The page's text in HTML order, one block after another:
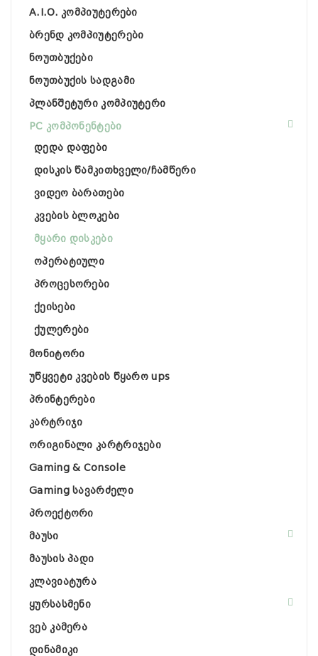
A.I.O. კომპიუტერები
ბრენდ კომპიუტერები
ნოუთბუქები
ნოუთბუქის სადგამი
პლანშეტური კომპიუტერი
PC კომპონენტები
დედა დაფები
დისკის წამკითხველი/ჩამწერი
ვიდეო ბარათები
კვების ბლოკები
მყარი დისკები
ოპერატიული
პროცესორები
ქეისები
ქულერები
მონიტორი
უწყვეტი კვების წყარო ups
პრინტერები
კარტრიჯი
ორიგინალი კარტრიჯები
Gaming & Console
Gaming სავარძელი
პროექტორი
მაუსი
მაუსის პადი
კლავიატურა
ყურსასმენი
ვებ კამერა
დინამიკი